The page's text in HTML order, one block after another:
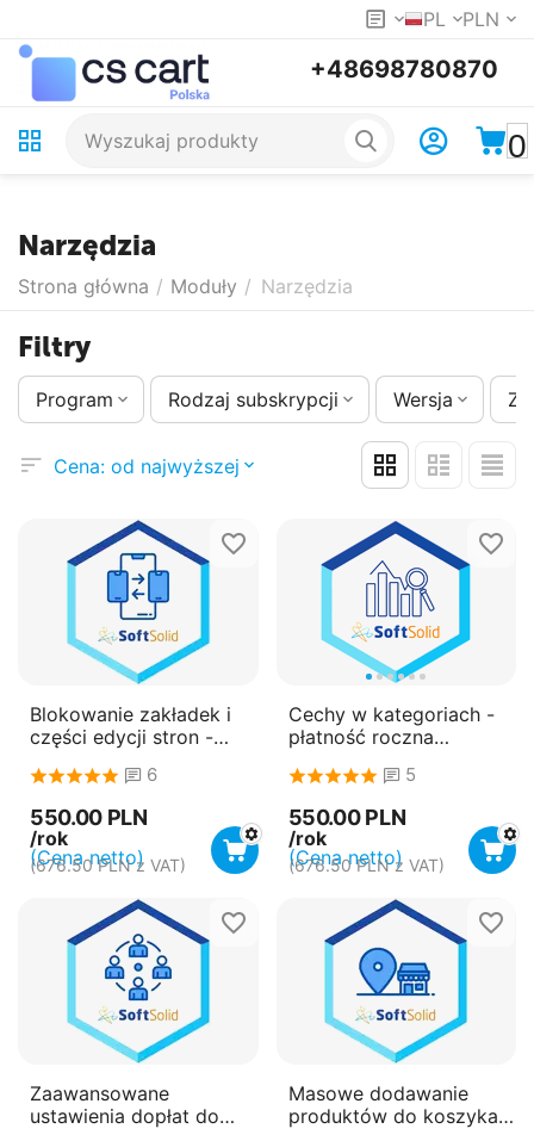
PL PLN
+48698780870
0
Narzędzia
Strona główna / Moduły / Narzędzia
Filtry
Program Rodzaj subskrypcji Wersja
Cena: od najwyższej
Blokowanie zakładek i
części edycji stron -
(subskrypcja)6
550.00 PLN
/rok
(Cena netto)
(676.50 PLNz VAT)
Cechy w kategoriach -
płatność roczna
5
550.00 PLN
/rok
(Cena netto)
(676.50 PLNz VAT)
Zaawansowane
ustawienia dopłat do
Masowe dodawanie
produktów do koszyka z